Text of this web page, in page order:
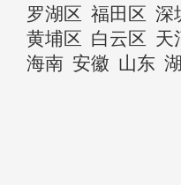
罗湖区 福田区 深
黄埔区 白云区 天
海南 安徽 山东